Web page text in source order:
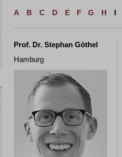
A B C D E F G H I
Prof. Dr. Stephan Göthel
Hamburg